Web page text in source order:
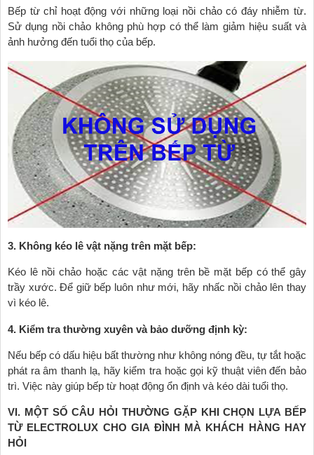
Bếp từ chỉ hoạt động với những loại nồi chảo có đáy nhiễm từ.
Sử dụng nồi chảo không phù hợp có thể làm giảm hiệu suất và
ảnh hưởng đến tuổi thọ của bếp.
3. Không kéo lê vật nặng trên mặt bếp:
Kéo lê nồi chảo hoặc các vật nặng trên bề mặt bếp có thể gây
trầy xước. Để giữ bếp luôn như mới, hãy nhấc nồi chảo lên thay
vì kéo lê.
4. Kiểm tra thường xuyên và bảo dưỡng định kỳ:
Nếu bếp có dấu hiệu bất thường như không nóng đều, tự tắt hoặc
phát ra âm thanh lạ, hãy kiểm tra hoặc gọi kỹ thuật viên đến bảo
trì. Việc này giúp bếp từ hoạt động ổn định và kéo dài tuổi thọ.
VI. MỘT SỐ CÂU HỎI THƯỜNG GẶP KHI CHỌN LỰA BẾP
TỪ ELECTROLUX CHO GIA ĐÌNH MÀ KHÁCH HÀNG HAY
HỎI